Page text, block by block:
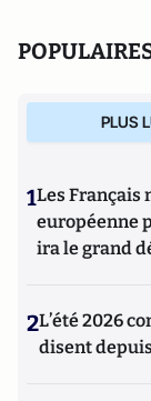
PLUS
1Les Français
européenne
ira le grand
2L’été 2026
disent